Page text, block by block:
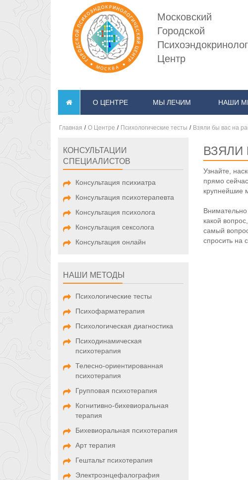
Московский
Городской
Центр
О ЦЕНТРЕ МЫ ЛЕЧИМ НАШИ
Главная / О Центре / Психологические тесты / Взяли бы вас на
КОНСУЛЬТАЦИИ
СПЕЦИАЛИСТОВ
Консультация психиатра
Консультация психотерапевта
Консультация психолога
Консультация сексолога
Консультация онлайн
НАШИ МЕТОДЫ
Психологические тесты
Психофарматерапия
Психологическая диагностика
Психодинамическая
психотерапия
Телесно-ориентированная
психотерапия
Групповая психотерапия
Когнитивно-бихевиоральная
терапия
Бихевиоральная психотерапия
Арт терапия
Гештальт психотерапия
Электроэнцефалография
ВЗЯЛИ
Узнайте,
прямо
крупнейшие
какой
самый
спросить на